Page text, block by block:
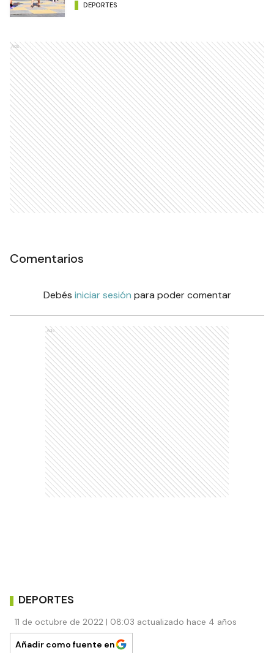
DEPORTES
Ads
Comentarios
Debés iniciar sesión para poder comentar
Ads
DEPORTES
11 de octubre de 2022 | 08:03 actualizado hace 4 años
Añadir como fuente en